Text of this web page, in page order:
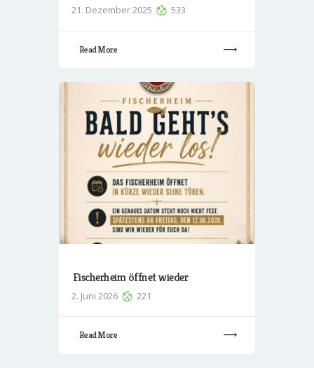
21. Dezember 2025 533
Read More
Fischerheim öffnet wieder
2. Juni 2026 221
Read More